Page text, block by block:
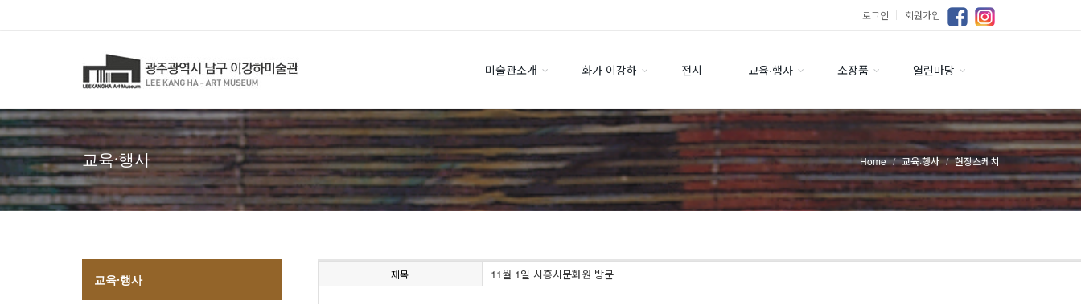
로그인 ｜ 회원가입
미술관소개 화가 이강하 전시 교육·행사 소장품 열린마당
교육·행사 Home 교육·행사 현장스케치
제목 11월 1일 시흥시문화원 방문
교육·행사